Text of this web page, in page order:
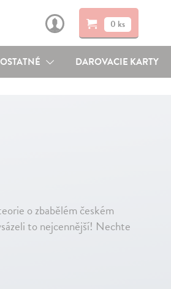
0 ks
OSTATNÉ DAROVACIE KARTY
o zbabělém českém
to nejcennější! Nechte